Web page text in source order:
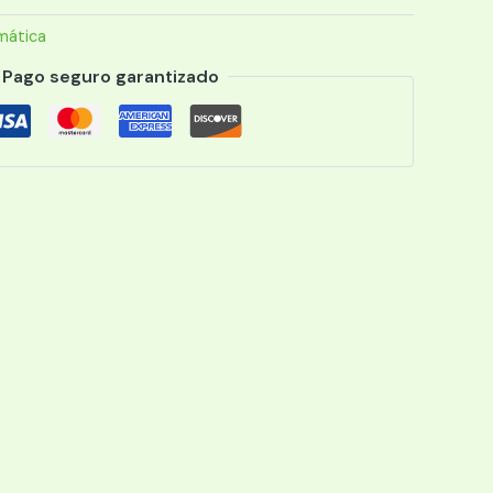
Pago seguro garantizado